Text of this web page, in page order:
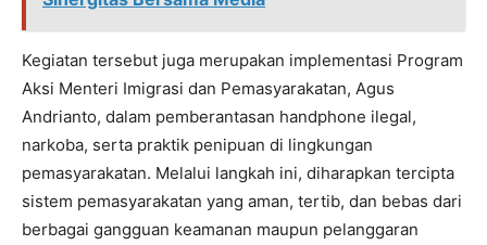
Kegiatan tersebut juga merupakan implementasi Program
Aksi Menteri Imigrasi dan Pemasyarakatan, Agus
Andrianto, dalam pemberantasan handphone ilegal,
narkoba, serta praktik penipuan di lingkungan
pemasyarakatan. Melalui langkah ini, diharapkan tercipta
sistem pemasyarakatan yang aman, tertib, dan bebas dari
berbagai gangguan keamanan maupun pelanggaran